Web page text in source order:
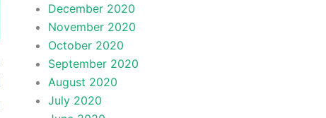
December 2020
November 2020
October 2020
September 2020
August 2020
July 2020